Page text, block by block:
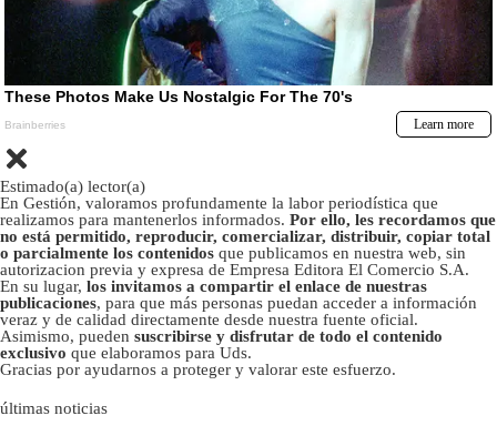
Estimado(a) lector(a)
En Gestión, valoramos profundamente la labor periodística que
realizamos para mantenerlos informados. Por ello, les recordamos que
no está permitido, reproducir, comercializar, distribuir, copiar total
o parcialmente los contenidos que publicamos en nuestra web, sin
autorizacion previa y expresa de Empresa Editora El Comercio S.A.
En su lugar, los invitamos a compartir el enlace de nuestras
publicaciones, para que más personas puedan acceder a información
veraz y de calidad directamente desde nuestra fuente oficial.
Asimismo, pueden suscribirse y disfrutar de todo el contenido
exclusivo que elaboramos para Uds.
Gracias por ayudarnos a proteger y valorar este esfuerzo.
últimas noticias